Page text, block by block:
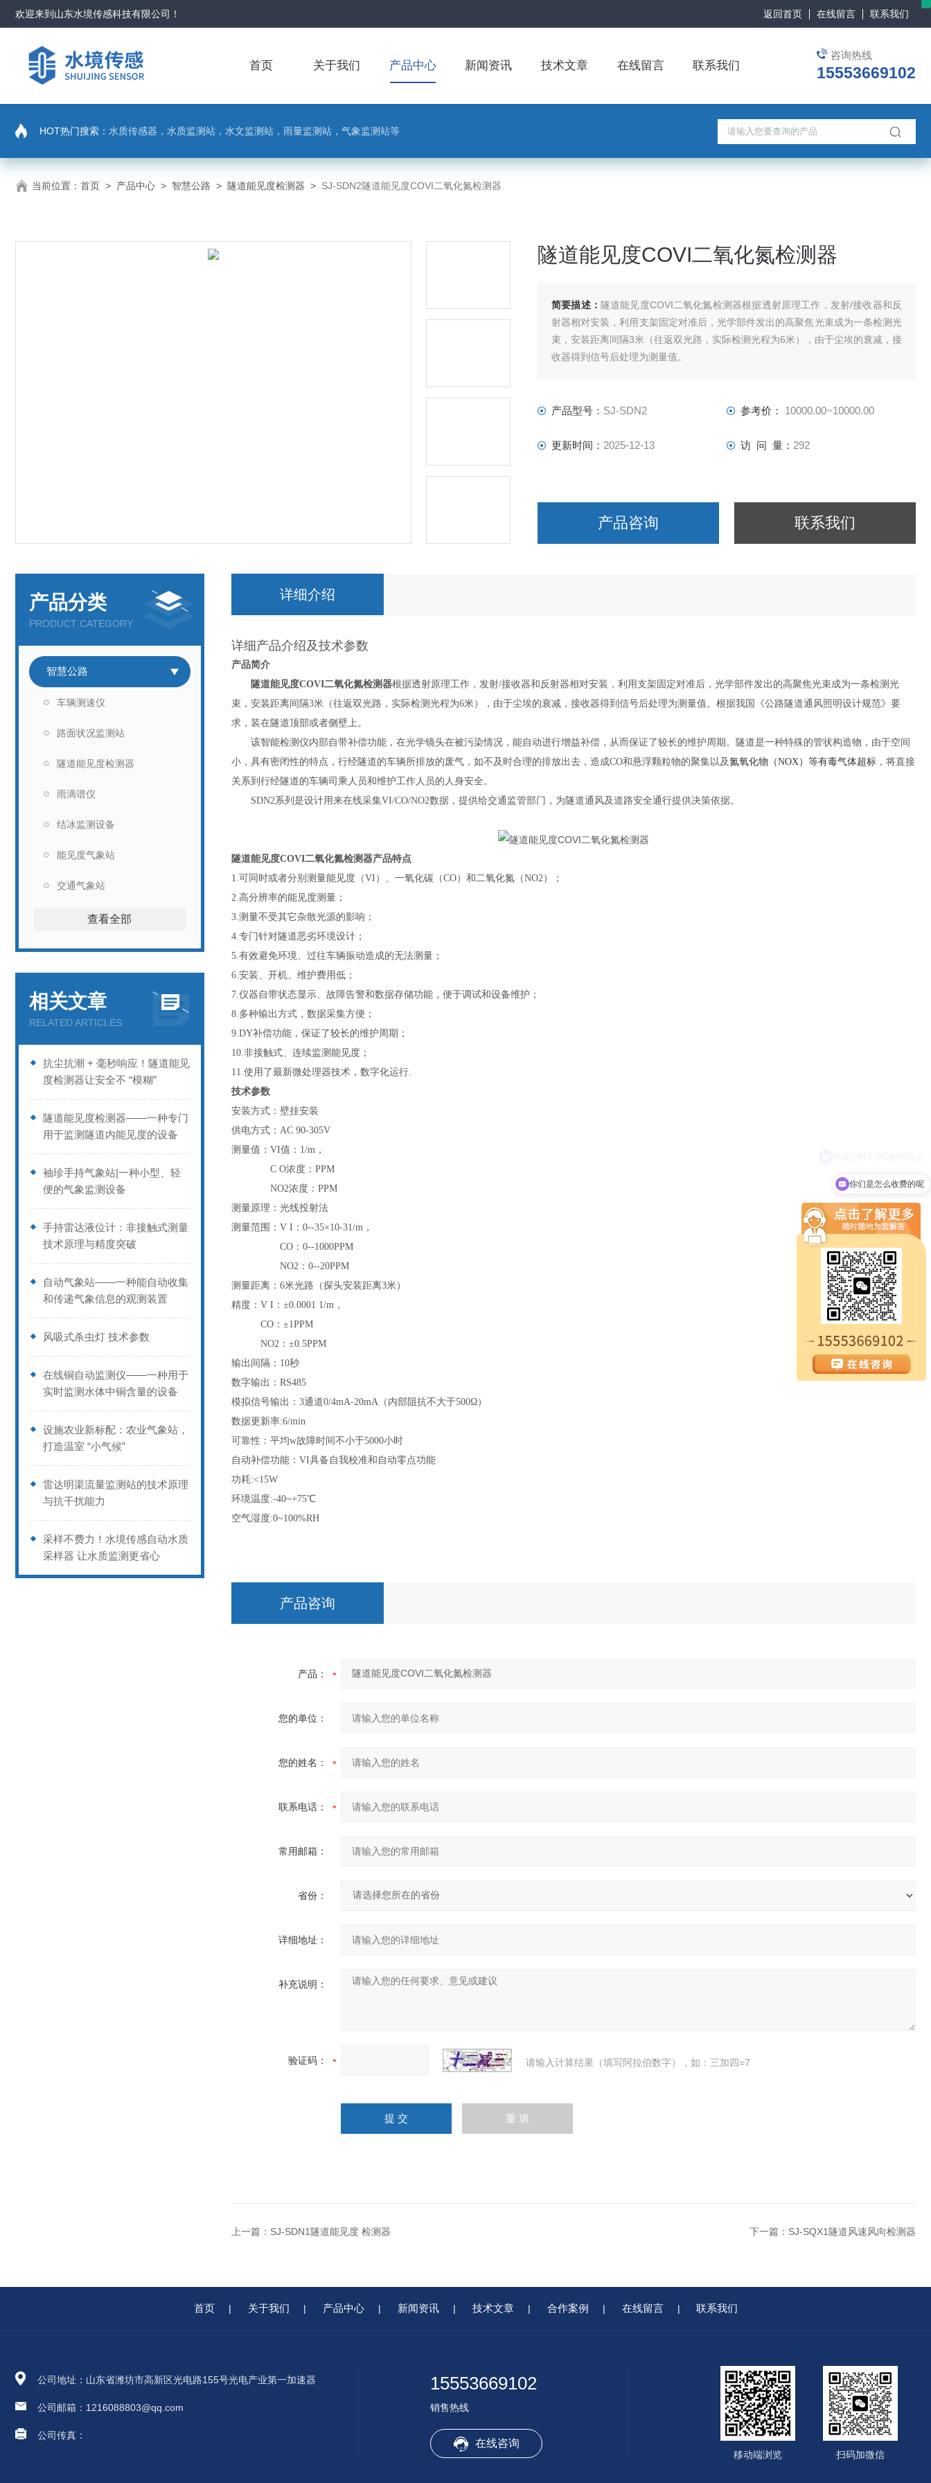
欢迎来到 山东水境传感科技有限公司 ！ 返回首页 在线留言 联系我们
咨询热线
15553669102
首页 关于我们 产品中心 新闻资讯 技术文章 在线留言 联系我们
你们是怎么收费的呢
HOT热门搜索： 水质传感器，水质监测站，水文监测站，雨量监测站，气象监测站等
当前位置： 首页 > 产品中心 > 智慧公路 > 隧道能见度检测器 > SJ-SDN2隧道能见度COVI二氧化氮检测器
隧道能见度COVI二氧化氮检测器
简要描述： 隧道能见度COVI二氧化氮检测器根据透射原理工作，发射/接收器和反
射器相对安装，利用支架固定对准后，光学部件发出的高聚焦光束成为一条检测光
束，安装距离间隔3米（往返双光路，实际检测光程为6米），由于尘埃的衰减，接
收器得到信号后处理为测量值。
产品型号： SJ-SDN2 参考价： 10000.00~10000.00
更新时间： 2025-12-13 访 问 量： 292
产品咨询 联系我们
产品分类
PRODUCT CATEGORY
智慧公路
车辆测速仪
路面状况监测站
隧道能见度检测器
雨滴谱仪
结冰监测设备
能见度气象站
交通气象站
查看全部
相关文章
RELATED ARTICLES
抗尘抗潮 + 毫秒响应！隧道能见
度检测器让安全不 “模糊”
隧道能见度检测器——一种专门
用于监测隧道内能见度的设备
袖珍手持气象站|一种小型、轻
便的气象监测设备
手持雷达液位计：非接触式测量
技术原理与精度突破
自动气象站——一种能自动收集
和传递气象信息的观测装置
风吸式杀虫灯 技术参数
在线铜自动监测仪——一种用于
实时监测水体中铜含量的设备
设施农业新标配：农业气象站，
打造温室 “小气候”
雷达明渠流量监测站的技术原理
与抗干扰能力
采样不费力！水境传感自动水质
采样器 让水质监测更省心
详细介绍
详细产品介绍及技术参数
产品简介
隧道能见度COVI二氧化氮检测器根据透射原理工作，发射/接收器和反射器相对安装，利用支架固定对准后，光学部件发出的高聚焦光束成为一条检测光
束，安装距离间隔3米（往返双光路，实际检测光程为6米），由于尘埃的衰减，接收器得到信号后处理为测量值。根据我国《公路隧道通风照明设计规范》要
求，装在隧道顶部或者侧壁上。
该智能检测仪内部自带补偿功能，在光学镜头在被污染情况，能自动进行增益补偿，从而保证了较长的维护周期。隧道是一种特殊的管状构造物，由于空间
小，具有密闭性的特点，行经隧道的车辆所排放的废气，如不及时合理的排放出去，造成CO和悬浮颗粒物的聚集以及氮氧化物（NOX）等有毒气体超标 ，将直接
关系到行经隧道的车辆司乘人员和维护工作人员的人身安全。
SDN2系列是设计用来在线采集VI/CO/NO2数据，提供给交通监管部门，为隧道通风及道路安全通行提供决策依据。
隧道能见度COVI二氧化氮检测器产品特点
1.可同时或者分别测量能见度（VI）、一氧化碳（CO）和二氧化氮（NO2）；
2.高分辨率的能见度测量；
3.测量不受其它杂散光源的影响；
4.专门针对隧道恶劣环境设计；
5.有效避免环境、过往车辆振动造成的无法测量；
6.安装、开机、维护费用低；
7.仪器自带状态显示、故障告警和数据存储功能，便于调试和设备维护；
8.多种输出方式，数据采集方便；
9.DY补偿功能，保证了较长的维护周期；
10.非接触式、连续监测能见度；
11.使用了最新微处理器技术，数字化运行.
技术参数
安装方式：壁挂安装
供电方式：AC 90-305V
测量值：VI值：1/m，
C O浓度：PPM
NO2浓度：PPM
测量原理：光线投射法
测量范围：V I：0--35×10-31/m，
CO：0--1000PPM
NO2：0--20PPM
测量距离：6米光路（探头安装距离3米）
精度：V I：±0.0001 1/m，
CO：±1PPM
NO2：±0.5PPM
输出间隔：10秒
数字输出：RS485
模拟信号输出：3通道0/4mA-20mA（内部阻抗不大于500Ω）
数据更新率:6/min
可靠性：平均w故障时间不小于5000小时
自动补偿功能：VI具备自我校准和自动零点功能
功耗:<15W
环境温度:-40~+75℃
空气湿度:0~100%RH
产品咨询
产品：
您的单位：
您的姓名：
联系电话：
常用邮箱：
省份：
详细地址：
补充说明：
验证码： 请输入计算结果（填写阿拉伯数字），如：三加四=7
上一篇： SJ-SDN1隧道能见度 检测器 下一篇： SJ-SQX1隧道风速风向检测器
首页 | 关于我们 | 产品中心 | 新闻资讯 | 技术文章 | 合作案例 | 在线留言 | 联系我们
公司地址：山东省潍坊市高新区光电路155号光电产业第一加速器
公司邮箱：1216088803@qq.com
公司传真：
15553669102
销售热线
在线咨询
扫码加微信
移动端浏览